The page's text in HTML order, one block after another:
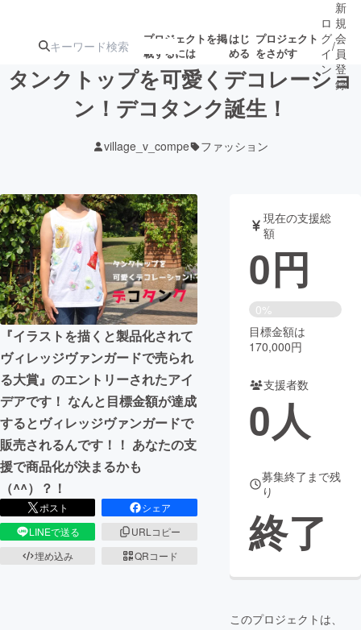
プロジェクトを掲
載するには
はじ
める
プロジェクト
をさがす
ターン
ジェクト
ロジェクト
アート・写真 音楽
テクノロジー・ガジェット ゲーム・サ
映像・映画 書籍・雑誌
ビジネス・起業 チャレンジ
まちづくり・地域活性化
CAMPFIRE for Social Good CAMPFIRE Creation
CAMPFIREふるさと納税
ロ
グ
イ
ン
/
新
規
会
員
登
録
タンクトップを可愛くデコレーショ
ン！デコタンク誕生！
village_v_compe ファッション
『イラストを描くと製品化されて
ヴィレッジヴァンガードで売られ
る大賞』のエントリーされたアイ
デアです！ なんと目標金額が達成
するとヴィレッジヴァンガードで
販売されるんです！！ あなたの支
援で商品化が決まるかも
（^^）？！
ポスト
シェア
LINEで送る
URLコピー
埋め込み
QRコード
現在の支援総
額
0円
0%
目標金額は
170,000円
支援者数
0人
募集終了まで残
り
終了
このプロジェクトは、